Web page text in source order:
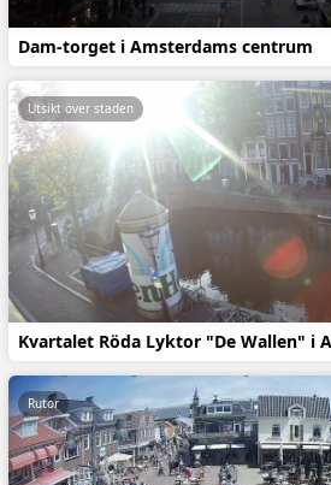
Dam-torget i Amsterdams centrum
Kvartalet Röda Lyktor "De Wallen" i
Utsikt över staden
Rutor